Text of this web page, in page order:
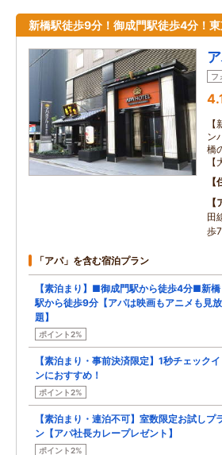
新橋駅徒歩9分！御成門駅徒歩4分！
フ
ン
橋
田
歩
「アパ」を含む宿泊プラン
【素泊まり】■御成門駅から徒歩4分■新橋
駅から徒歩9分【アパは映画もアニメも見放
題】
ポイント2%
【素泊まり・事前決済限定】1秒チェックイ
ンにおすすめ！
ポイント2%
【素泊まり・連泊不可】室数限定お試しプ
ン【アパ社長カレープレゼント】
ポイント2%